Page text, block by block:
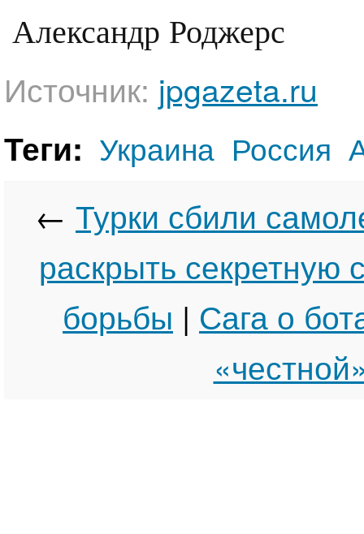
Александр Роджерс
Источник: jpgazeta.ru
Теги: Украина Россия
← Турки сбили
раскрыть секретную
борьбы | Сага о